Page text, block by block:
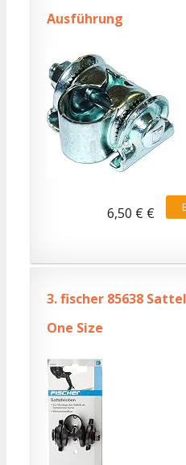
Ausführung
6,50 € €
3.fischer 85638
One Size